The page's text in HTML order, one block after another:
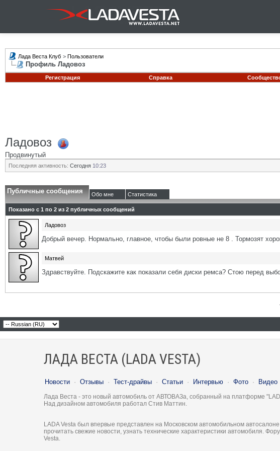
Лада Веста Клуб > Пользователи
Профиль Ладовоз
Регистрация
Справка
Ладовоз
Продвинутый
Последняя активность: Сегодня 10:23
Публичные сообщения Обо мне Статистика
Показано с 1 по 2 из 2 публичных сообщений
Ладовоз
Добрый вечер. Нормально, главное, чтобы были ровные не 8 . Тормозят
Матвей
Здравствуйте. Подскажите как показали себя диски ремса? Стою перед
ЛАДА ВЕСТА (LADA VESTA)
Новости · Отзывы · Тест-драйвы · Статьи · Интервью · Фото · Видео
Лада Веста - это новый автомобиль от АВТОВАЗа, собранный на платформе
Над дизайном автомобиля работал Стив Маттин.
LADA Vesta был впервые представлен на Московском автомобильном
прочитать свежие новости, узнать технические характеристики автомобиля.
Vesta.